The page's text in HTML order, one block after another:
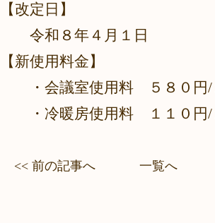
【改定日】
令和８年４月１日
【新使用料金】
・会議室使用料 ５８０円/
・冷暖房使用料 １１０円/
<< 前の記事へ 一覧へ